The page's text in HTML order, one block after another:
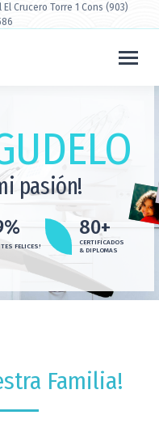
Crucero Torre 1 Cons (903)
FELICES!
CERTIFICADOS
& DIPLOMAS
80+
pasión!
Familia!